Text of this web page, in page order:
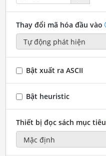
Thay đổi mã hóa đầu vào
Bật xuất ra ASCII
Bật heuristic
Thiết bị đọc sách mục tiêu